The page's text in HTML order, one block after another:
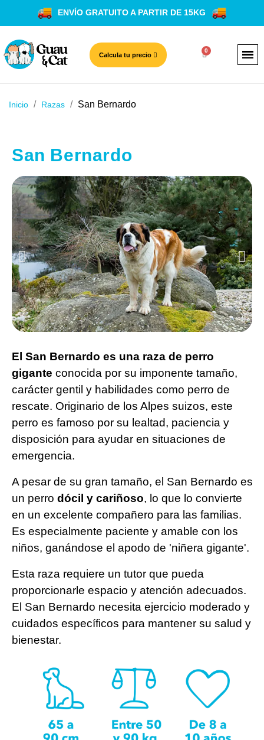
ENVÍO GRATUITO A PARTIR DE 15KG
Calcula tu precio
Inicio Razas San Bernardo
San Bernardo
El San Bernardo es una raza de perro
gigante conocida por su imponente tamaño,
carácter gentil y habilidades como perro de
rescate. Originario de los Alpes suizos, este
perro es famoso por su lealtad, paciencia y
disposición para ayudar en situaciones de
emergencia.
A pesar de su gran tamaño, el San Bernardo es
un perro dócil y cariñoso, lo que lo convierte
en un excelente compañero para las familias.
Es especialmente paciente y amable con los
niños, ganándose el apodo de 'niñera gigante'.
Esta raza requiere un tutor que pueda
proporcionarle espacio y atención adecuados.
El San Bernardo necesita ejercicio moderado y
cuidados específicos para mantener su salud y
bienestar.